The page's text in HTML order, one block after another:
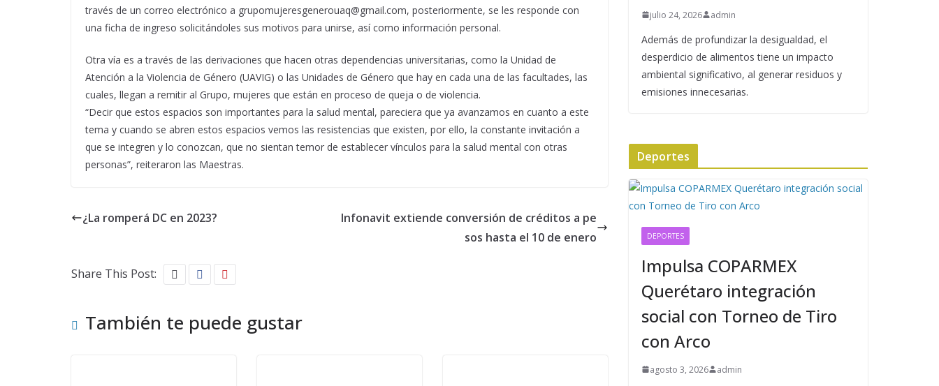
través de un correo electrónico a grupomujeresgenerouaq@gmail.com, posteriormente, se les responde con
una ficha de ingreso solicitándoles sus motivos para unirse, así como información personal.
Otra vía es a través de las derivaciones que hacen otras dependencias universitarias, como la Unidad de
Atención a la Violencia de Género (UAVIG) o las Unidades de Género que hay en cada una de las facultades, las
cuales, llegan a remitir al Grupo, mujeres que están en proceso de queja o de violencia.
“Decir que estos espacios son importantes para la salud mental, pareciera que ya avanzamos en cuanto a este
tema y cuando se abren estos espacios vemos las resistencias que existen, por ello, la constante invitación a
que se integren y lo conozcan, que no sientan temor de establecer vínculos para la salud mental con otras
personas”, reiteraron las Maestras.
¿La romperá DC en 2023?
Infonavit extiende conversión de créditos a pe
sos hasta el 10 de enero
Share This Post:
También te puede gustar
julio 24, 2026 admin
Además de profundizar la desigualdad, el
desperdicio de alimentos tiene un impacto
ambiental significativo, al generar residuos y
emisiones innecesarias.
Deportes
DEPORTES
Impulsa COPARMEX
Querétaro integración
social con Torneo de Tiro
con Arco
agosto 3, 2026 admin